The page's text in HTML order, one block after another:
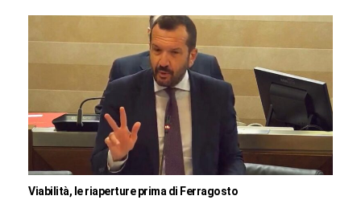
Viabilità, le riaperture prima di Ferragosto